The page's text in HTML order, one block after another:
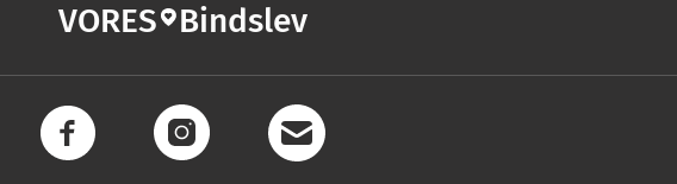
VORES Bindslev